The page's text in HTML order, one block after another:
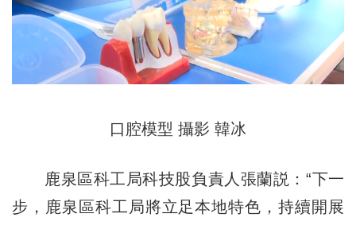
口腔模型 攝影 韓冰
鹿泉區科工局科技股負責人張蘭説：“下一
步，鹿泉區科工局將立足本地特色，持續開展